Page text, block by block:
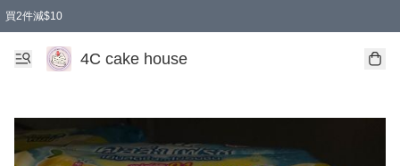
買2件減$10
任選兩件減$10
買兩盒減$10
買兩件減$10
買2件減$10
4C cake house